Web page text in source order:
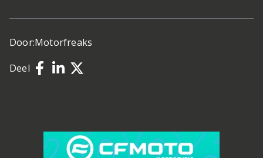
Door:Motorfreaks
Deel